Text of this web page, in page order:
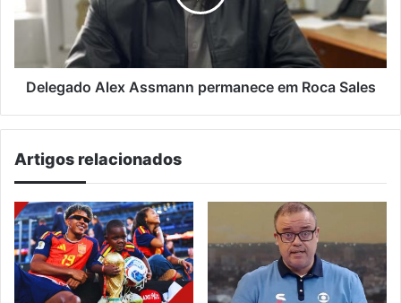
Roca
Delegado Alex Assmann permanece em Roca Sales
Artigos relacionados